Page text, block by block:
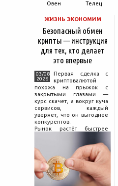
Овен Телец
ЖИЗНЬ ЭКОНОМИМ
Безопасный обмен
крипты — инструкция
для тех, кто делает
это впервые
03/08
2026
Первая сделка с
криптовалютой
похожа на прыжок с
закрытыми глазами —
курс скачет, а вокруг куча
сервисов, каждый
уверяет, что он выгоднее
конкурентов.
Рынок растёт быстрее
поведения на нём.
Петербургские
криптообменники,
московские